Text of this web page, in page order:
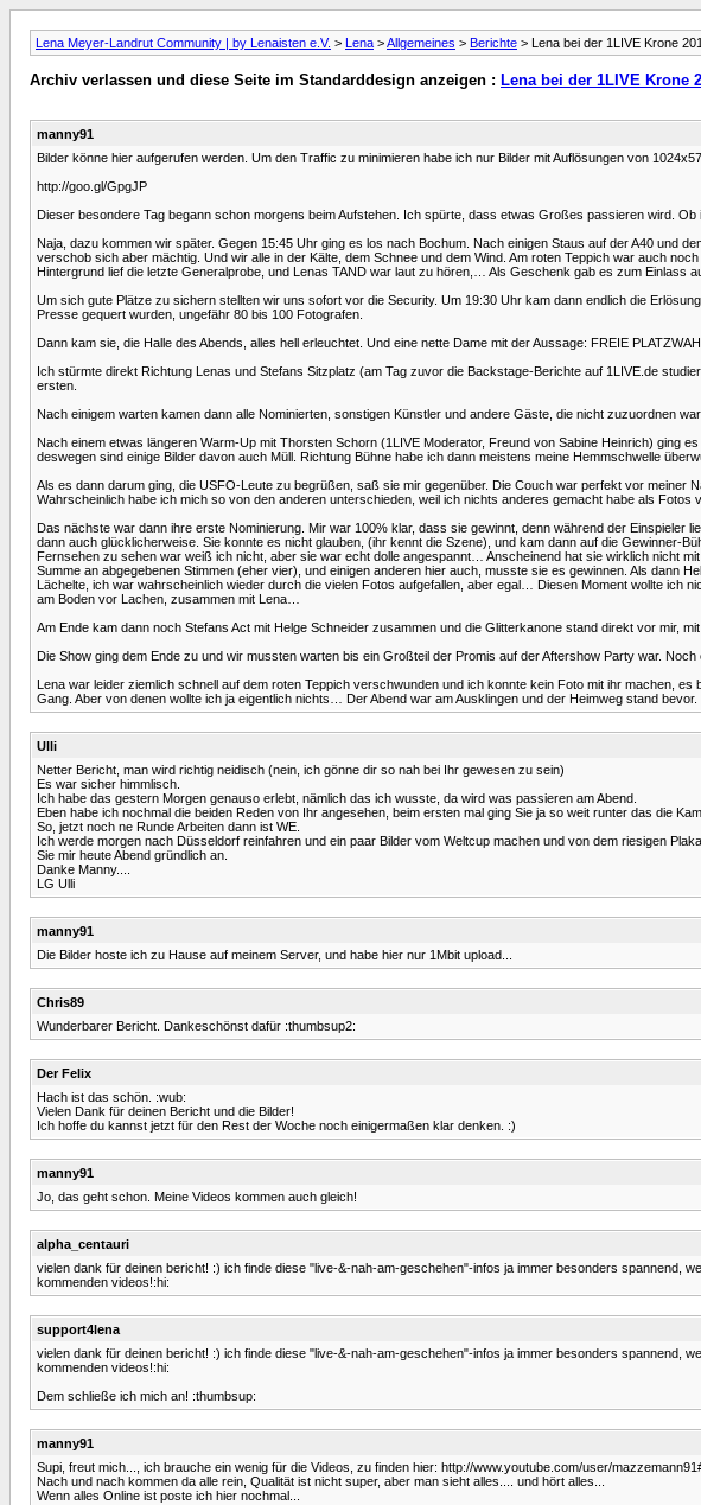
Lena Meyer-Landrut Community | by Lenaisten e.V. > Lena >Allgemeines > Berichte > Lena bei der 1LIVE Krone
Archiv verlassen und diese Seite im Standarddesign anzeigen : Lena bei der 1LIVE Krone
manny91
Bilder könne hier aufgerufen werden. Um den Traffic zu minimieren habe ich nur Bilder mit Auflösungen von
http://goo.gl/GpgJP
Dieser besondere Tag begann schon morgens beim Aufstehen. Ich spürte, dass etwas Großes passieren wird.
Naja, dazu kommen wir später. Gegen 15:45 Uhr ging es los nach Bochum. Nach einigen Staus auf der A40 und
verschob sich aber mächtig. Und wir alle in der Kälte, dem Schnee und dem Wind. Am roten Teppich war auch
Hintergrund lief die letzte Generalprobe, und Lenas TAND war laut zu hören,… Als Geschenk gab es zum Einlass
Um sich gute Plätze zu sichern stellten wir uns sofort vor die Security. Um 19:30 Uhr kam dann endlich die
Presse gequert wurden, ungefähr 80 bis 100 Fotografen.
Dann kam sie, die Halle des Abends, alles hell erleuchtet. Und eine nette Dame mit der Aussage: FREIE
Ich stürmte direkt Richtung Lenas und Stefans Sitzplatz (am Tag zuvor die Backstage-Berichte auf 1LIVE.de
ersten.
Nach einigem warten kamen dann alle Nominierten, sonstigen Künstler und andere Gäste, die nicht zuzuordnen
Nach einem etwas längeren Warm-Up mit Thorsten Schorn (1LIVE Moderator, Freund von Sabine Heinrich) ging
deswegen sind einige Bilder davon auch Müll. Richtung Bühne habe ich dann meistens meine Hemmschwelle
Als es dann darum ging, die USFO-Leute zu begrüßen, saß sie mir gegenüber. Die Couch war perfekt vor
Wahrscheinlich habe ich mich so von den anderen unterschieden, weil ich nichts anderes gemacht habe als
Das nächste war dann ihre erste Nominierung. Mir war 100% klar, dass sie gewinnt, denn während der
dann auch glücklicherweise. Sie konnte es nicht glauben, (ihr kennt die Szene), und kam dann auf die Gewinner-
Fernsehen zu sehen war weiß ich nicht, aber sie war echt dolle angespannt… Anscheinend hat sie wirklich nicht
Summe an abgegebenen Stimmen (eher vier), und einigen anderen hier auch, musste sie es gewinnen. Als dann
Lächelte, ich war wahrscheinlich wieder durch die vielen Fotos aufgefallen, aber egal… Diesen Moment wollte ich
am Boden vor Lachen, zusammen mit Lena…
Am Ende kam dann noch Stefans Act mit Helge Schneider zusammen und die Glitterkanone stand direkt vor mir,
Die Show ging dem Ende zu und wir mussten warten bis ein Großteil der Promis auf der Aftershow Party war.
Lena war leider ziemlich schnell auf dem roten Teppich verschwunden und ich konnte kein Foto mit ihr machen,
Gang. Aber von denen wollte ich ja eigentlich nichts… Der Abend war am Ausklingen und der Heimweg stand bevor.
Ulli
Netter Bericht, man wird richtig neidisch (nein, ich gönne dir so nah bei Ihr gewesen zu sein)
Es war sicher himmlisch.
Ich habe das gestern Morgen genauso erlebt, nämlich das ich wusste, da wird was passieren am Abend.
Eben habe ich nochmal die beiden Reden von Ihr angesehen, beim ersten mal ging Sie ja so weit runter das die
So, jetzt noch ne Runde Arbeiten dann ist WE.
Ich werde morgen nach Düsseldorf reinfahren und ein paar Bilder vom Weltcup machen und von dem riesigen
Sie mir heute Abend gründlich an.
Danke Manny....
LG Ulli
manny91
Die Bilder hoste ich zu Hause auf meinem Server, und habe hier nur 1Mbit upload...
Chris89
Wunderbarer Bericht. Dankeschönst dafür :thumbsup2:
Der Felix
Hach ist das schön. :wub:
Vielen Dank für deinen Bericht und die Bilder!
Ich hoffe du kannst jetzt für den Rest der Woche noch einigermaßen klar denken. :)
manny91
Jo, das geht schon. Meine Videos kommen auch gleich!
alpha_centauri
vielen dank für deinen bericht! :) ich finde diese "live-&-nah-am-geschehen"-infos ja immer besonders spannend,
kommenden videos!:hi:
support4lena
vielen dank für deinen bericht! :) ich finde diese "live-&-nah-am-geschehen"-infos ja immer besonders spannend,
kommenden videos!:hi:
Dem schließe ich mich an! :thumbsup:
manny91
Supi, freut mich..., ich brauche ein wenig für die Videos, zu finden hier: http://www.youtube.com/user/
Nach und nach kommen da alle rein, Qualität ist nicht super, aber man sieht alles.... und hört alles...
Wenn alles Online ist poste ich hier nochmal...